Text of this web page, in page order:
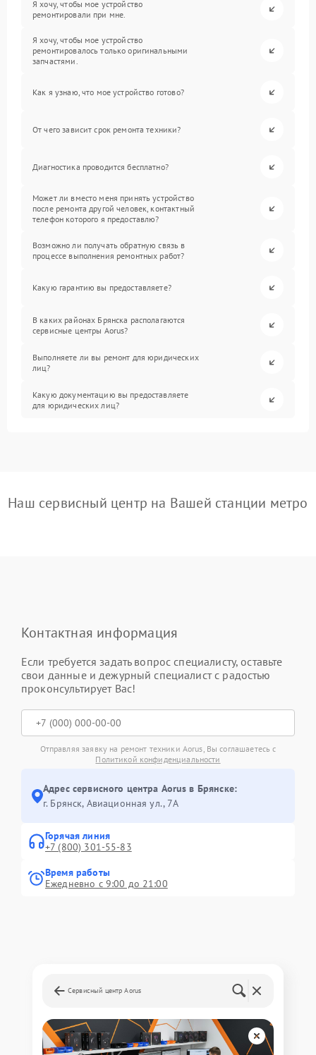
Я хочу, чтобы мое устройство
ремонтировали при мне.
Я хочу, чтобы мое устройство
ремонтировалось только оригинальными
запчастями.
Как я узнаю, что мое устройство готово?
От чего зависит срок ремонта техники?
Диагностика проводится бесплатно?
Может ли вместо меня принять устройство
после ремонта другой человек, контактный
телефон которого я предоставлю?
Возможно ли получать обратную связь в
процессе выполнения ремонтных работ?
Какую гарантию вы предоставляете?
В каких районах Брянска располагаются
сервисные центры Aorus?
Выполняете ли вы ремонт для юридических
лиц?
Какую документацию вы предоставляете
для юридических лиц?
Наш сервисный центр на Вашей станции метро
Контактная информация
Если требуется задать вопрос специалисту, оставьте
свои данные и дежурный специалист с радостью
проконсультирует Вас!
Отправляя заявку на ремонт техники Aorus, Вы соглашаетесь с
Политикой конфиденциальности
Адрес сервисного центра Aorus в Брянске:
г. Брянск, Авиационная ул., 7А
Горячая линия
+7 (800) 301-55-83
Время работы
Ежедневно с 9:00 до 21:00
Сервисный центр Aorus